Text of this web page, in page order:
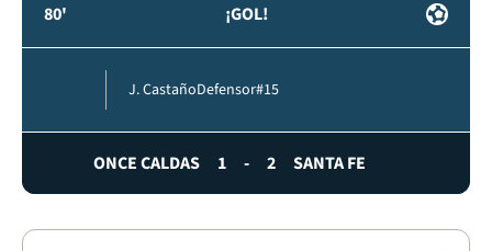
80' ¡GOL!
J. CastañoDefensor#15
ONCE CALDAS 1 - 2 SANTA FE